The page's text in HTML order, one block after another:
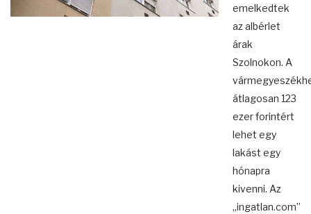
emelkedtek
az albérlet
árak
Szolnokon. A
átlagosan 123
ezer forintért
lehet egy
lakást egy
hónapra
kivenni. Az
„ingatlan.com”